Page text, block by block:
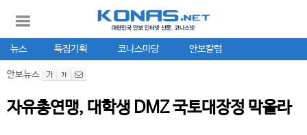
뉴스 특집기획 코나스마당 안보칼럼
안보뉴스
자유총연맹, 대학생 DMZ 국토대장정 막올라